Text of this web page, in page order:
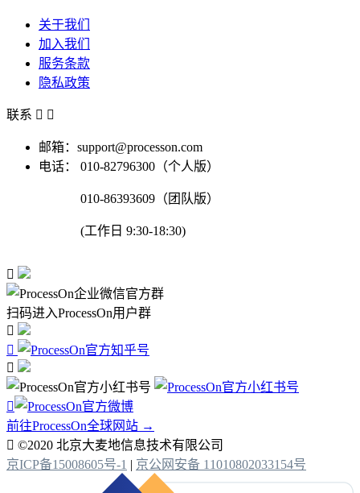
关于我们
加入我们
服务条款
隐私政策
联系  
邮箱：support@processon.com
电话：
010-82796300（个人版）
010-86393609（团队版）
(工作日 9:30-18:30)

扫码进入ProcessOn用户群




前往ProcessOn全球网站 →
 ©2020 北京大麦地信息技术有限公司
京ICP备15008605号-1 | 京公网安备 11010802033154号